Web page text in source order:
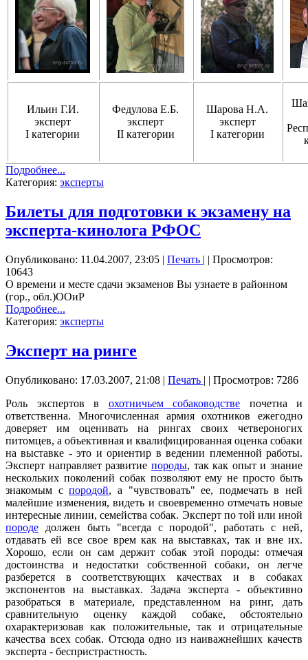
Ильин Г.И.
эксперт
I категории
Федулова Е.Б.
эксперт
II категории
Шарова Н.А.
эксперт
I категории
Подробнее...
Категория: эксперты
Билеты для подготовки к экзамену на
эксперта-кинолога РФОС
Опубликовано: 11.04.2007, 23:05 | Печать | | Просмотров:
10643
О времени и месте сдачи экзаменов Вы узнаете в районном
(гор., обл.)ООиР
Подробнее...
Категория: эксперты
Эксперт на ринге
Опубликовано: 17.03.2007, 21:08 | Печать | | Просмотров: 7286
Роль экспертов в охотничьем собаководстве почетна и
ответственна. Многочисленная армия охотников ежегодно
доверяет им оценивать на рингах своих четвероногих
питомцев, а объективная и квалифицированная оценка собаки
на выставке - это и ориентир в ведении племенной работы.
Эксперт направляет развитие породы, так как опыт и знание
нескольких поколений собак позволяют ему не просто быть
знакомым спородой, а "чувствовать" ее, подмечать в ней
малейшие изменения, видеть и своевременно отмечать новые
интересные линии, семейства собак. Эксперт по той или иной
породе должен быть "всегда с породой", работать с ней,
отдавать ей все свое врем как на выставках, так и вне их.
Хорошо, если он сам держит собак этой породы: отмечая
достоинства и недостатки собственной собаки, он легче
разберется в соответствующих качествах и в собаках
экспонентов на выставках. Задача эксперта - объективно
разобраться в материале, представленном на ринг, дать
сравнительную оценку каждой собаке, обстоятельно
охарактеризовав как положительные, так и отрицательные
качества всех собак. Отсюда одно из наиважнейших качеств
эксперта - беспристрастность.